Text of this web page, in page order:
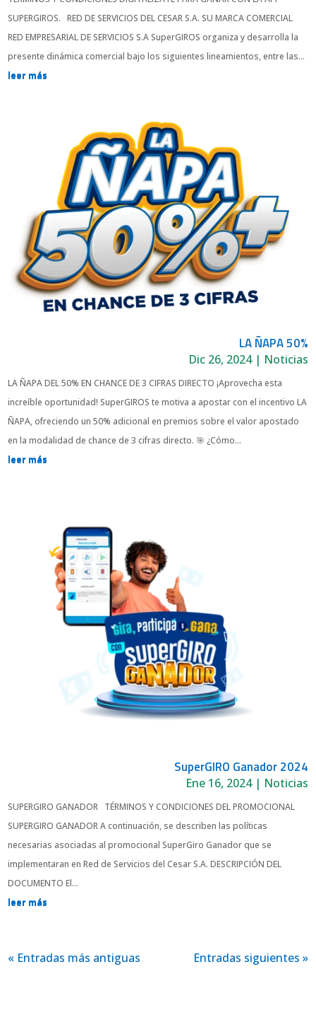
SUPERGIROS. RED DE SERVICIOS DEL CESAR S.A. SU MARCA COMERCIAL
RED EMPRESARIAL DE SERVICIOS S.A SuperGIROS organiza y desarrolla la
presente dinámica comercial bajo los siguientes lineamientos, entre las...
leer más
LA ÑAPA 50%
Dic 26, 2024| Noticias
LA ÑAPA DEL 50% EN CHANCE DE 3 CIFRAS DIRECTO ¡Aprovecha esta
increíble oportunidad! SuperGIROS te motiva a apostar con el incentivo LA
ÑAPA, ofreciendo un 50% adicional en premios sobre el valor apostado
en la modalidad de chance de 3 cifras directo. 🎯 ¿Cómo...
leer más
SuperGIRO Ganador 2024
Ene 16, 2024| Noticias
SUPERGIRO GANADOR TÉRMINOS Y CONDICIONES DEL PROMOCIONAL
SUPERGIRO GANADOR A continuación, se describen las políticas
necesarias asociadas al promocional SuperGiro Ganador que se
implementaran en Red de Servicios del Cesar S.A. DESCRIPCIÓN DEL
DOCUMENTO El...
leer más
« Entradas más antiguas Entradas siguientes »